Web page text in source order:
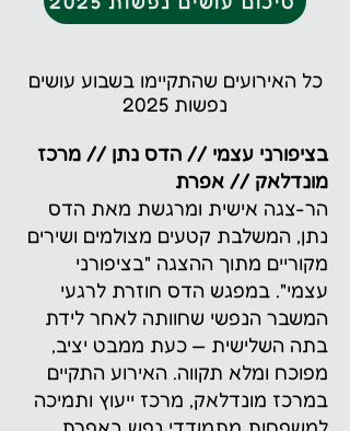
כל האירועים שהתקיימו בשבוע עושים
נפשות 2025
בציפורני עצמי // הדס נתן // מרכז
מונדלאק // אפרת
הר-צגה אישית ומרגשת מאת הדס
נתן, המשלבת קטעים מצולמים ושירים
מקוריים מתוך ההצגה "בציפורני
עצמי". במפגש הדס חוזרת לרגעי
המשבר הנפשי שחוותה לאחר לידת
בתה השלישית — כעת ממבט יציב,
מפוכח ומלא תקווה. האירוע התקיים
במרכז מונדלאק, מרכז ייעוץ ותמיכה